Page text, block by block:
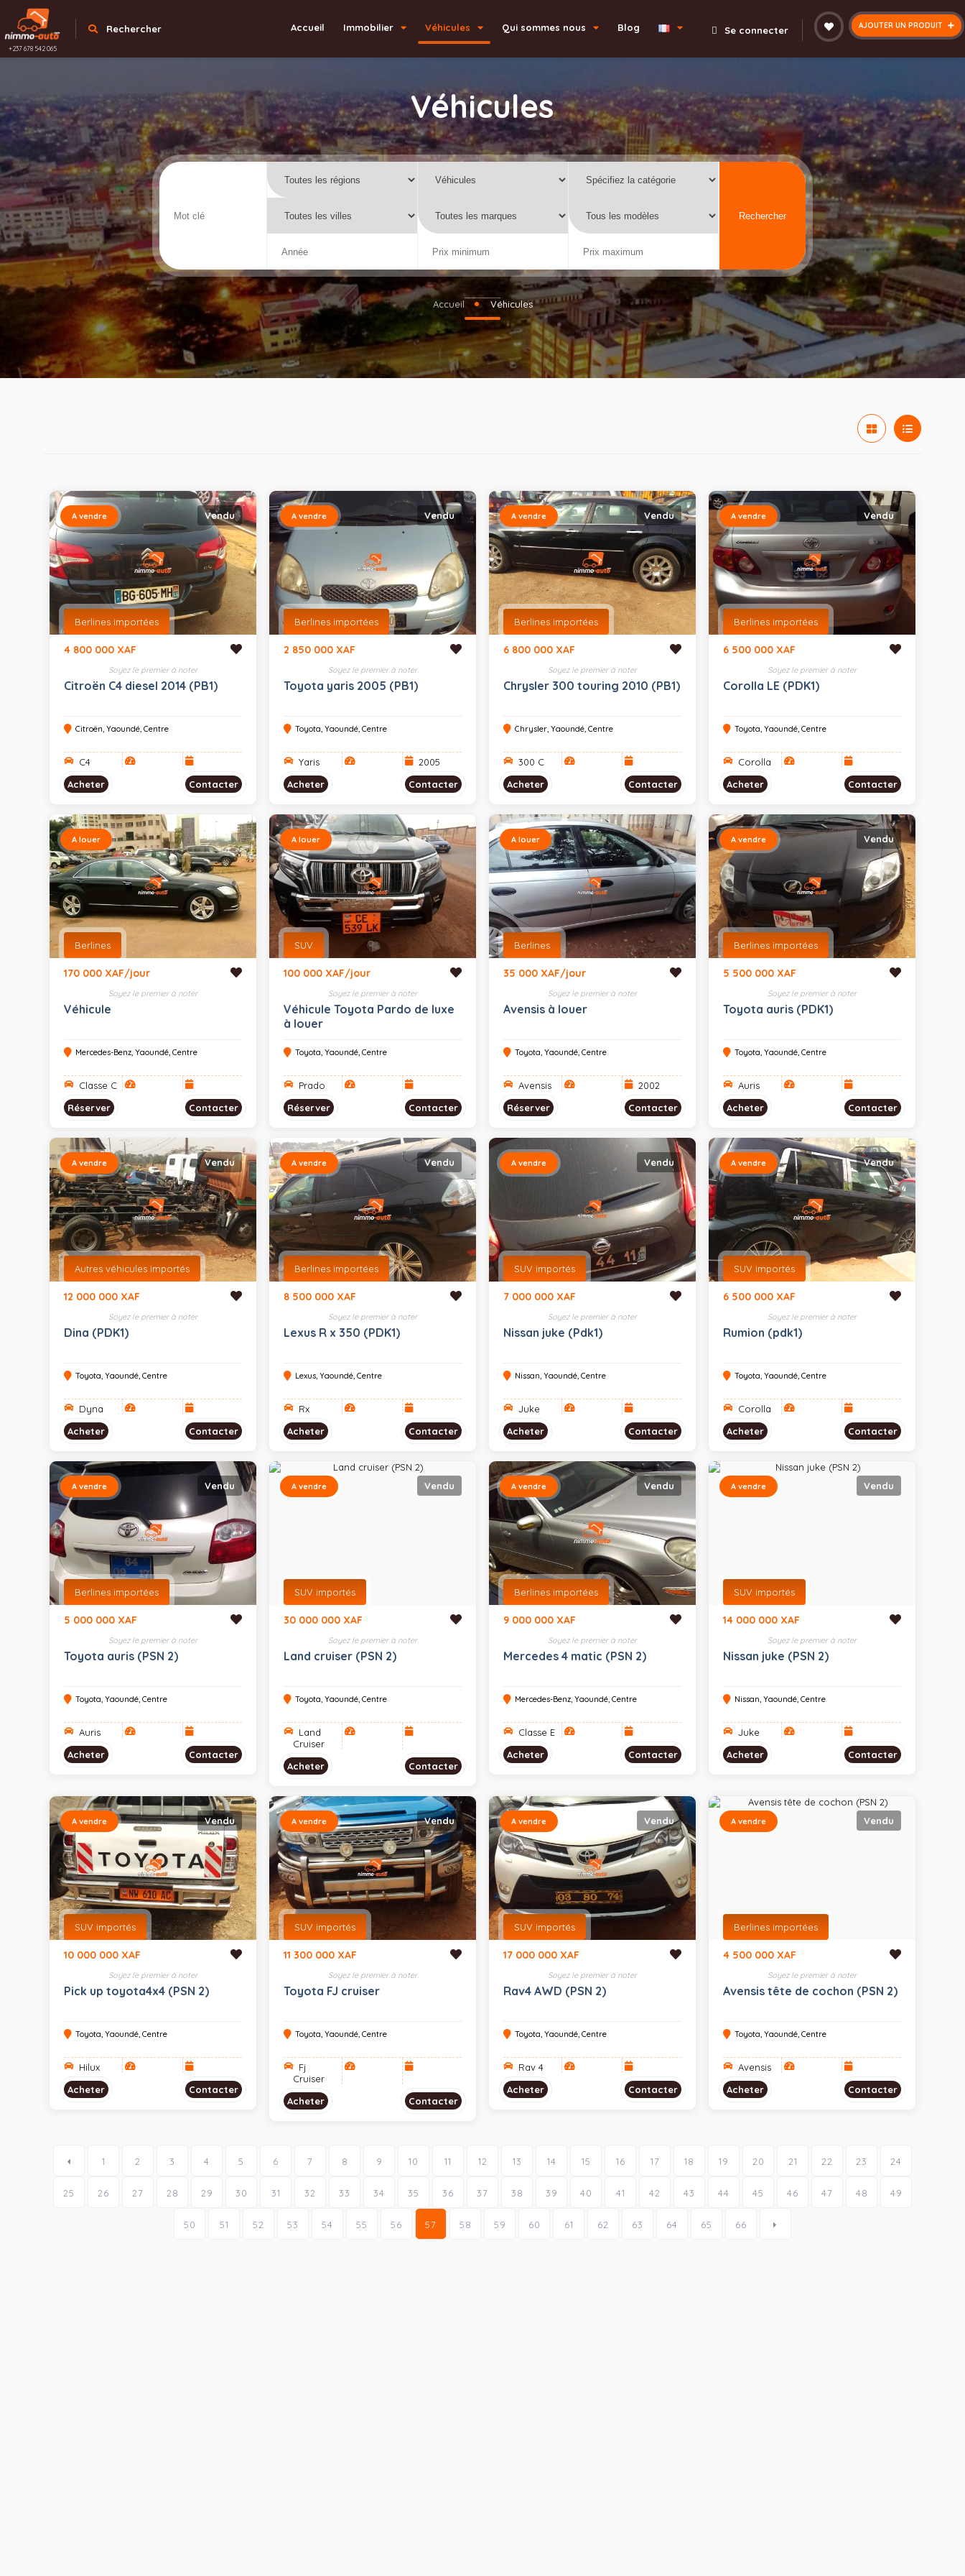
+237 678 542 065
Rechercher AJOUTER UN PRODUIT
Se connecter
Accueil Immobilier Véhicules Qui sommes nous Blog
Véhicules
Rechercher
Accueil Véhicules
A vendre Vendu
Berlines importées
4 800 000 XAF
Soyez le premier à noter
Citroën C4 diesel 2014 (PB1)
Citroën, Yaoundé, Centre
C4
Acheter
Contacter
A vendre Vendu
Berlines importées
2 850 000 XAF
Soyez le premier à noter
Toyota yaris 2005 (PB1)
Toyota, Yaoundé, Centre
Yaris
2005
Acheter
Contacter
A vendre Vendu
Berlines importées
6 800 000 XAF
Soyez le premier à noter
Chrysler 300 touring 2010 (PB1)
Chrysler, Yaoundé, Centre
300 C
Acheter
Contacter
A vendre Vendu
Berlines importées
6 500 000 XAF
Soyez le premier à noter
Corolla LE (PDK1)
Toyota, Yaoundé, Centre
Corolla
Acheter
Contacter
A louer
Berlines
170 000 XAF/jour
Soyez le premier à noter
Véhicule
Mercedes-Benz, Yaoundé, Centre
Classe C
Réserver
Contacter
A louer
SUV
100 000 XAF/jour
Soyez le premier à noter
Véhicule Toyota Pardo de luxe
à louer
Toyota, Yaoundé, Centre
Prado
Réserver
Contacter
A louer
Berlines
35 000 XAF/jour
Soyez le premier à noter
Avensis à louer
Toyota, Yaoundé, Centre
Avensis
2002
Réserver
Contacter
A vendre Vendu
Berlines importées
5 500 000 XAF
Soyez le premier à noter
Toyota auris (PDK1)
Toyota, Yaoundé, Centre
Auris
Acheter
Contacter
A vendre Vendu
Autres véhicules importés
12 000 000 XAF
Soyez le premier à noter
Dina (PDK1)
Toyota, Yaoundé, Centre
Dyna
Acheter
Contacter
A vendre Vendu
Berlines importées
8 500 000 XAF
Soyez le premier à noter
Lexus R x 350 (PDK1)
Lexus, Yaoundé, Centre
Rx
Acheter
Contacter
A vendre Vendu
SUV importés
7 000 000 XAF
Soyez le premier à noter
Nissan juke (Pdk1)
Nissan, Yaoundé, Centre
Juke
Acheter
Contacter
A vendre Vendu
SUV importés
6 500 000 XAF
Soyez le premier à noter
Rumion (pdk1)
Toyota, Yaoundé, Centre
Corolla
Acheter
Contacter
A vendre Vendu
Berlines importées
5 000 000 XAF
Soyez le premier à noter
Toyota auris (PSN 2)
Toyota, Yaoundé, Centre
Auris
Acheter
Contacter
A vendre Vendu
SUV importés
30 000 000 XAF
Soyez le premier à noter
Land cruiser (PSN 2)
Toyota, Yaoundé, Centre
Land
Cruiser
Acheter
Contacter
A vendre Vendu
Berlines importées
9 000 000 XAF
Soyez le premier à noter
Mercedes 4 matic (PSN 2)
Mercedes-Benz, Yaoundé, Centre
Classe E
Acheter
Contacter
A vendre Vendu
SUV importés
14 000 000 XAF
Soyez le premier à noter
Nissan juke (PSN 2)
Nissan, Yaoundé, Centre
Juke
Acheter
Contacter
A vendre Vendu
SUV importés
10 000 000 XAF
Soyez le premier à noter
Pick up toyota4x4 (PSN 2)
Toyota, Yaoundé, Centre
Hilux
Acheter
Contacter
A vendre Vendu
SUV importés
11 300 000 XAF
Soyez le premier à noter
Toyota FJ cruiser
Toyota, Yaoundé, Centre
Fj
Cruiser
Acheter
Contacter
A vendre Vendu
SUV importés
17 000 000 XAF
Soyez le premier à noter
Rav4 AWD (PSN 2)
Toyota, Yaoundé, Centre
Rav 4
Acheter
Contacter
A vendre Vendu
Berlines importées
4 500 000 XAF
Soyez le premier à noter
Avensis tête de cochon (PSN 2)
Toyota, Yaoundé, Centre
Avensis
Acheter
Contacter
1 2 3 4 5 6 7 8 9 10 11 12 13 14 15 16 17 18 19 20 21 22 23 24
25 26 27 28 29 30 31 32 33 34 35 36 37 38 39 40 41 42 43 44 45 46 47 48 49
50 51 52 53 54 55 56 57 58 59 60 61 62 63 64 65 66